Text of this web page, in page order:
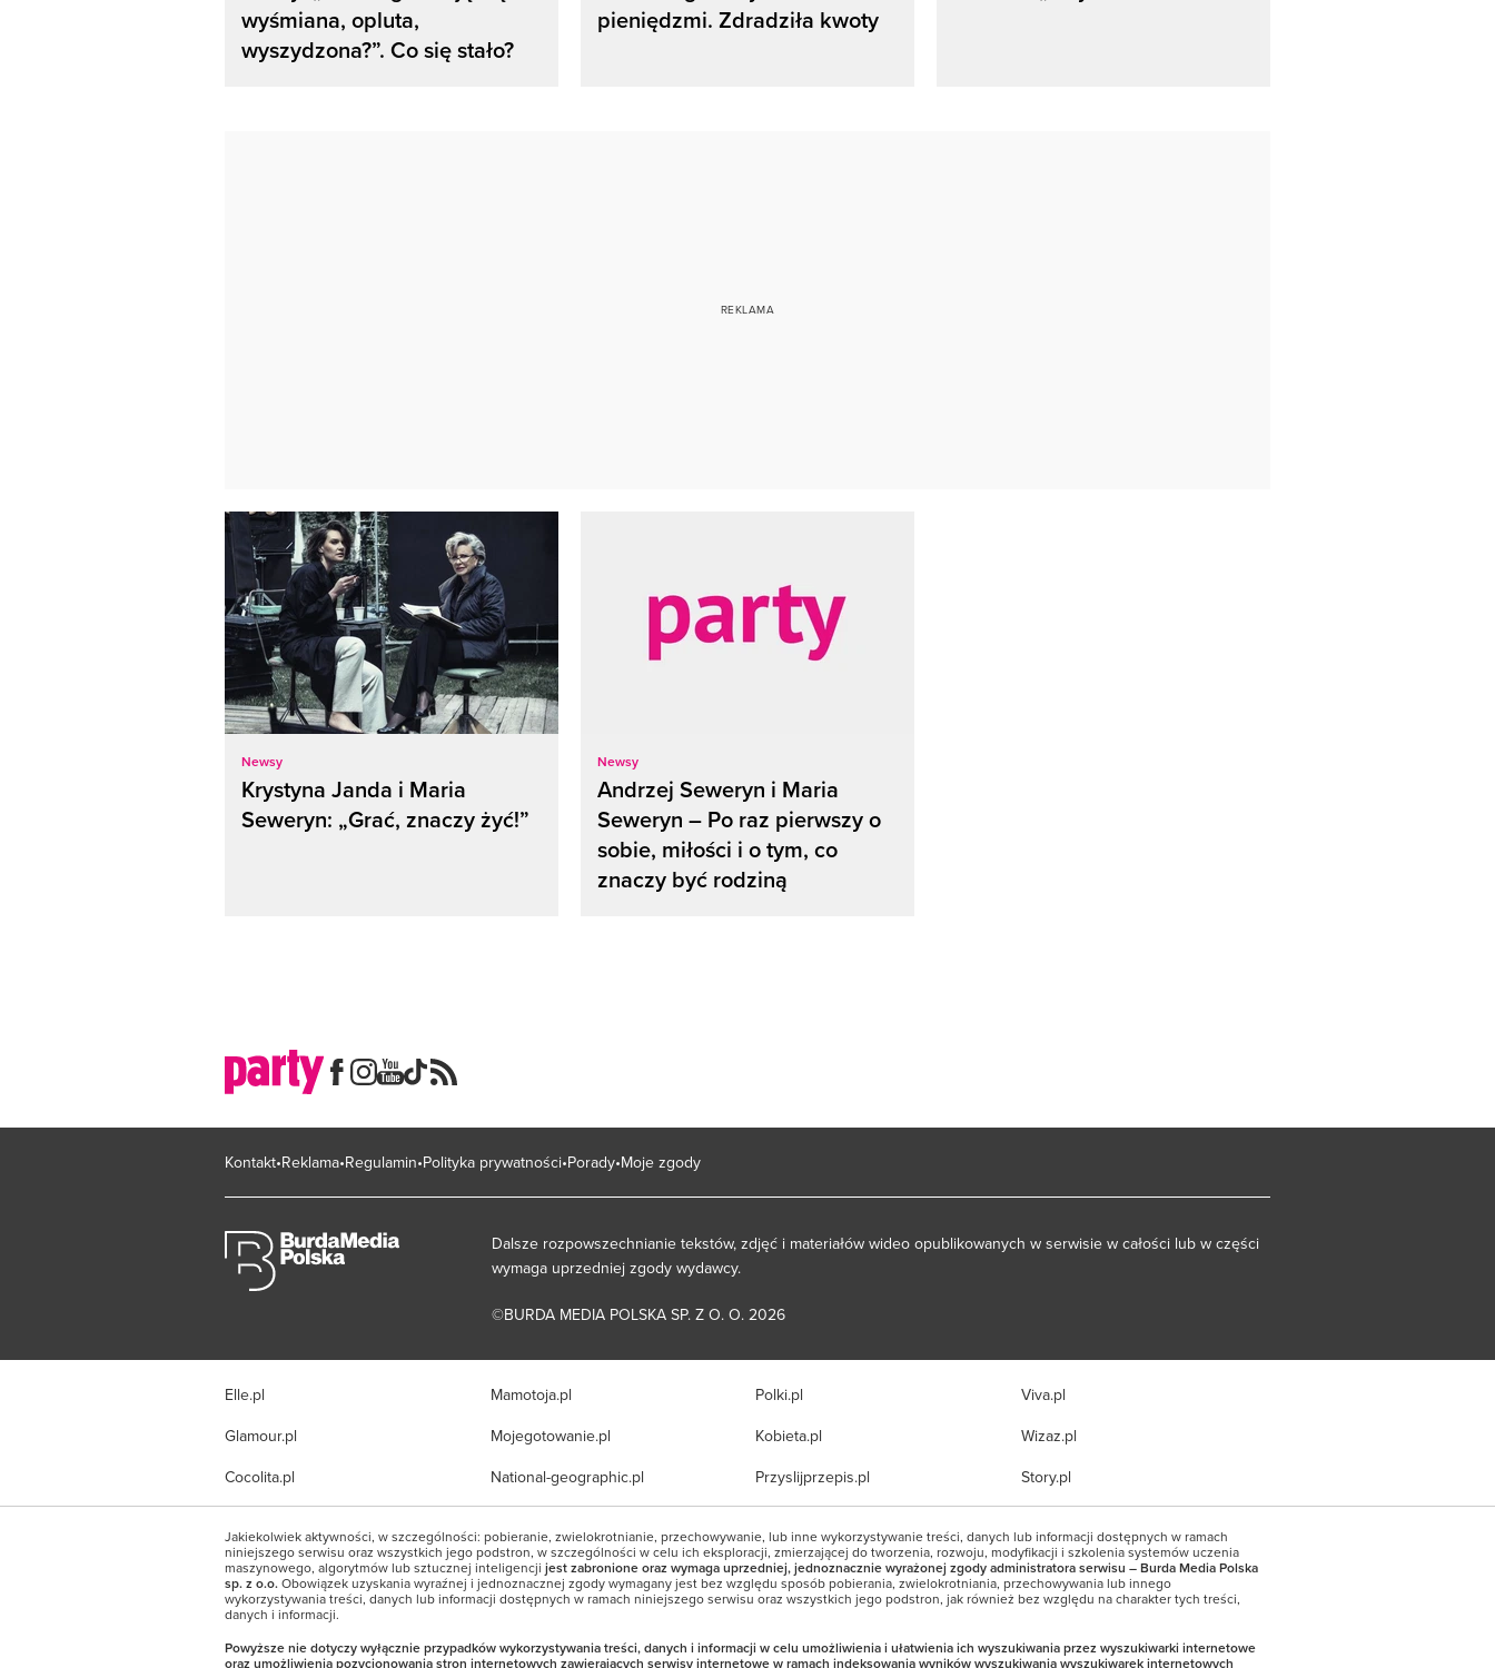
wyśmiana, opluta,
wyszydzona?”. Co się stało?
pieniędzmi. Zdradziła kwoty
Newsy
Krystyna Janda i Maria
Seweryn: „Grać, znaczy żyć!”
Newsy
Andrzej Seweryn i Maria
Seweryn – Po raz pierwszy o
sobie, miłości i o tym, co
znaczy być rodziną
Kontakt Reklama Regulamin Polityka prywatności Porady Moje zgody
Dalsze rozpowszechnianie tekstów, zdjęć i materiałów wideo opublikowanych w serwisie w całości lub w części
wymaga uprzedniej zgody wydawcy.
©BURDA MEDIA POLSKA SP. Z O. O. 2026
Elle.pl
Glamour.pl
Cocolita.pl
Mamotoja.pl
Mojegotowanie.pl
National-geographic.pl
Polki.pl
Kobieta.pl
Przyslijprzepis.pl
Viva.pl
Wizaz.pl
Story.pl
Jakiekolwiek aktywności, w szczególności: pobieranie, zwielokrotnianie, przechowywanie, lub inne wykorzystywanie treści, danych lub informacji dostępnych w ramach
niniejszego serwisu oraz wszystkich jego podstron, w szczególności w celu ich eksploracji, zmierzającej do tworzenia, rozwoju, modyfikacji i szkolenia systemów uczenia
maszynowego, algorytmów lub sztucznej inteligencji jest zabronione oraz wymaga uprzedniej, jednoznacznie wyrażonej zgody administratora serwisu – Burda Media Polska
sp. z o.o.Obowiązek uzyskania wyraźnej i jednoznacznej zgody wymagany jest bez względu sposób pobierania, zwielokrotniania, przechowywania lub innego
wykorzystywania treści, danych lub informacji dostępnych w ramach niniejszego serwisu oraz wszystkich jego podstron, jak również bez względu na charakter tych treści,
danych i informacji.
Powyższe nie dotyczy wyłącznie przypadków wykorzystywania treści, danych i informacji w celu umożliwienia i ułatwienia ich wyszukiwania przez wyszukiwarki internetowe
oraz umożliwienia pozycjonowania stron internetowych zawierających serwisy internetowe w ramach indeksowania wyników wyszukiwania wyszukiwarek internetowych